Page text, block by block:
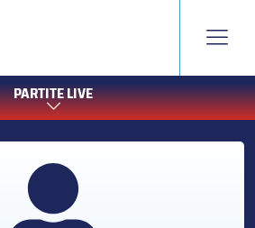
PARTITE LIVE